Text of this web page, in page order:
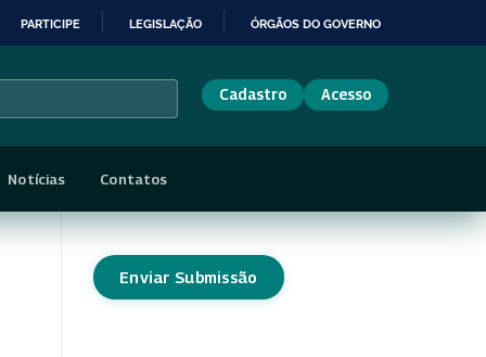
PARTICIPE LEGISLAÇÃO ÓRGÃOS DO GOVERNO
Cadastro Acesso
Notícias Contatos
Enviar Submissão